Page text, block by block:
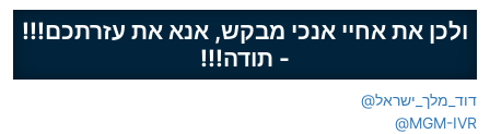
ולכן את אחיי אנכי מבקש, אנא את עזרתכם!!!
- תודה!!!
@דוד_מלך_ישראל
@MGM-IVR